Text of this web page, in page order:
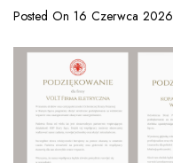
Posted On 16 Czerwca 2026